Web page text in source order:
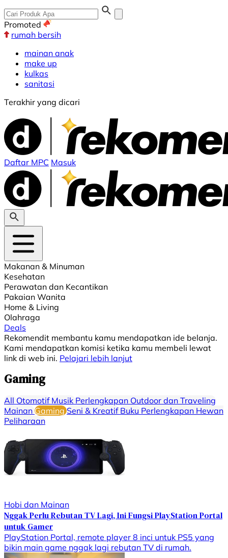
Promoted
rumah bersih
mainan anak
make up
kulkas
sanitasi
Terakhir yang dicari
Daftar MPC Masuk
Makanan & Minuman
Kesehatan
Perawatan dan Kecantikan
Pakaian Wanita
Home & Living
Olahraga
Deals
Rekomendit membantu kamu mendapatkan ide belanja.
Kami mendapatkan komisi ketika kamu membeli lewat
link di web ini. Pelajari lebih lanjut
⁠⁠Gaming
All ⁠Otomotif Musik Perlengkapan Outdoor dan Traveling
Mainan ⁠⁠GamingSeni & Kreatif ⁠⁠Buku Perlengkapan Hewan
Peliharaan
Hobi dan Mainan
Nggak Perlu Rebutan TV Lagi, Ini Fungsi PlayStation Portal
untuk Gamer
PlayStation Portal, remote player 8 inci untuk PS5 yang
bikin main game nggak lagi rebutan TV di rumah.